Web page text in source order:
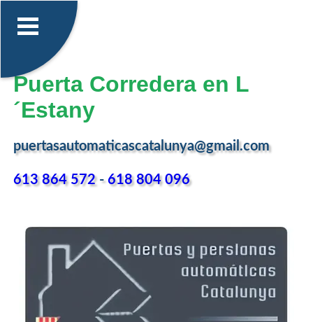
Puerta Corredera en L
´Estany
puertasautomaticascatalunya@gmail.com
613 864 572-618 804 096